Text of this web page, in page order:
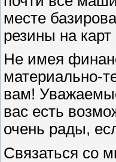
месте
резины на
Не имея
материально-
вам!
вас есть
очень рады,
Связаться со